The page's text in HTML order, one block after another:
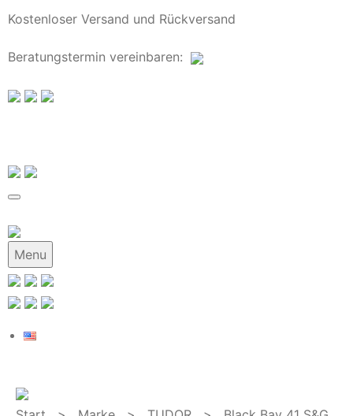
Kostenloser Versand und Rückversand
Beratungstermin vereinbaren:
Menu